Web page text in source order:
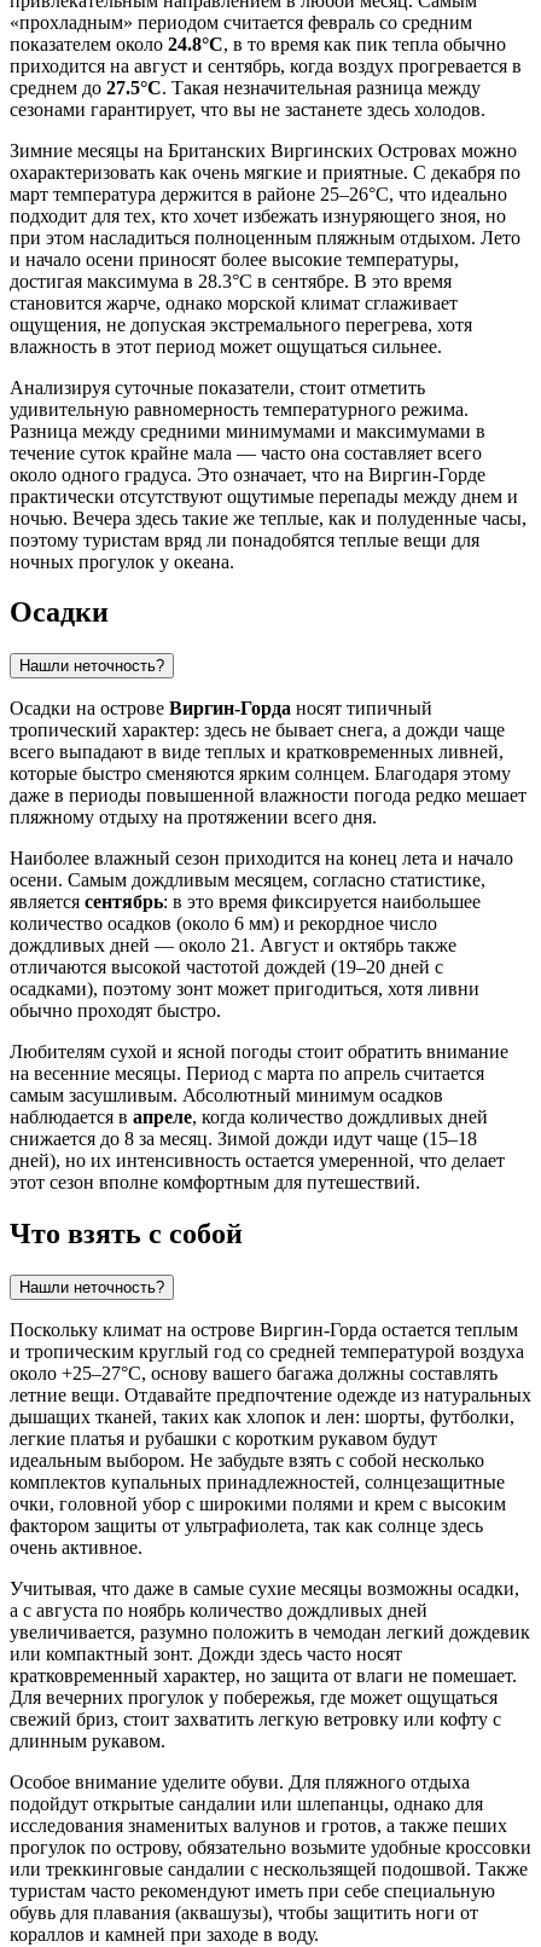
«прохладным» периодом считается февраль со средним
показателем около 24.8°C, в то время как пик тепла обычно
приходится на август и сентябрь, когда воздух прогревается в
среднем до 27.5°C. Такая незначительная разница между
сезонами гарантирует, что вы не застанете здесь холодов.
Зимние месяцы на Британских Виргинских Островах можно
охарактеризовать как очень мягкие и приятные. С декабря по
март температура держится в районе 25–26°C, что идеально
подходит для тех, кто хочет избежать изнуряющего зноя, но
при этом насладиться полноценным пляжным отдыхом. Лето
и начало осени приносят более высокие температуры,
достигая максимума в 28.3°C в сентябре. В это время
становится жарче, однако морской климат сглаживает
ощущения, не допуская экстремального перегрева, хотя
влажность в этот период может ощущаться сильнее.
Анализируя суточные показатели, стоит отметить
удивительную равномерность температурного режима.
Разница между средними минимумами и максимумами в
течение суток крайне мала — часто она составляет всего
около одного градуса. Это означает, что на Виргин-Горде
практически отсутствуют ощутимые перепады между днем и
ночью. Вечера здесь такие же теплые, как и полуденные часы,
поэтому туристам вряд ли понадобятся теплые вещи для
ночных прогулок у океана.
Осадки
Нашли неточность?
Осадки на острове Виргин-Горда носят типичный
тропический характер: здесь не бывает снега, а дожди чаще
всего выпадают в виде теплых и кратковременных ливней,
которые быстро сменяются ярким солнцем. Благодаря этому
даже в периоды повышенной влажности погода редко мешает
пляжному отдыху на протяжении всего дня.
Наиболее влажный сезон приходится на конец лета и начало
осени. Самым дождливым месяцем, согласно статистике,
является сентябрь: в это время фиксируется наибольшее
количество осадков (около 6 мм) и рекордное число
дождливых дней — около 21. Август и октябрь также
отличаются высокой частотой дождей (19–20 дней с
осадками), поэтому зонт может пригодиться, хотя ливни
обычно проходят быстро.
Любителям сухой и ясной погоды стоит обратить внимание
на весенние месяцы. Период с марта по апрель считается
самым засушливым. Абсолютный минимум осадков
наблюдается в апреле, когда количество дождливых дней
снижается до 8 за месяц. Зимой дожди идут чаще (15–18
дней), но их интенсивность остается умеренной, что делает
этот сезон вполне комфортным для путешествий.
Что взять с собой
Нашли неточность?
Поскольку климат на острове Виргин-Горда остается теплым
и тропическим круглый год со средней температурой воздуха
около +25–27°C, основу вашего багажа должны составлять
летние вещи. Отдавайте предпочтение одежде из натуральных
дышащих тканей, таких как хлопок и лен: шорты, футболки,
легкие платья и рубашки с коротким рукавом будут
идеальным выбором. Не забудьте взять с собой несколько
комплектов купальных принадлежностей, солнцезащитные
очки, головной убор с широкими полями и крем с высоким
фактором защиты от ультрафиолета, так как солнце здесь
очень активное.
Учитывая, что даже в самые сухие месяцы возможны осадки,
а с августа по ноябрь количество дождливых дней
увеличивается, разумно положить в чемодан легкий дождевик
или компактный зонт. Дожди здесь часто носят
кратковременный характер, но защита от влаги не помешает.
Для вечерних прогулок у побережья, где может ощущаться
свежий бриз, стоит захватить легкую ветровку или кофту с
длинным рукавом.
Особое внимание уделите обуви. Для пляжного отдыха
подойдут открытые сандалии или шлепанцы, однако для
исследования знаменитых валунов и гротов, а также пеших
прогулок по острову, обязательно возьмите удобные кроссовки
или треккинговые сандалии с нескользящей подошвой. Также
туристам часто рекомендуют иметь при себе специальную
обувь для плавания (аквашузы), чтобы защитить ноги от
кораллов и камней при заходе в воду.